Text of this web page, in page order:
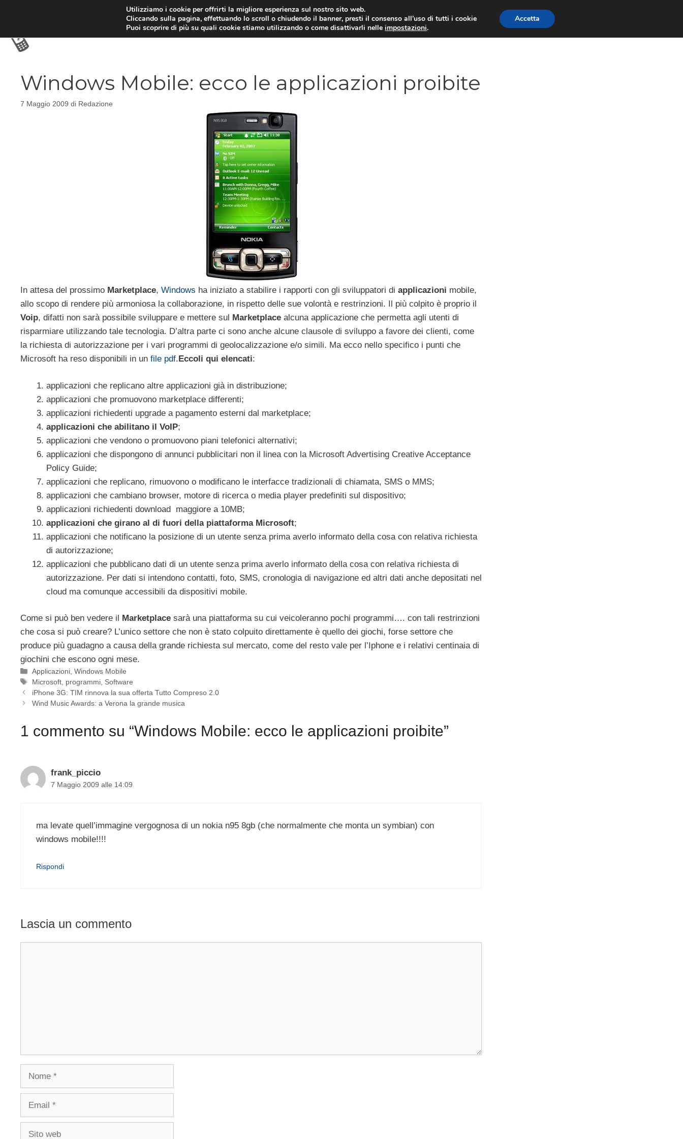
TARIFFE E PROMOZIONI
Windows Mobile: ecco le applicazioni proibite
7 Maggio 2009 di Redazione
In attesa del prossimo Marketplace, Windows ha iniziato a stabilire i rapporti con gli sviluppatori di applicazioni mobile,
allo scopo di rendere più armoniosa la collaborazione, in rispetto delle sue volontà e restrinzioni. Il più colpito è proprio il
Voip, difatti non sarà possibile sviluppare e mettere sul Marketplace alcuna applicazione che permetta agli utenti di
risparmiare utilizzando tale tecnologia. D’altra parte ci sono anche alcune clausole di sviluppo a favore dei clienti, come
la richiesta di autorizzazione per i vari programmi di geolocalizzazione e/o simili. Ma ecco nello specifico i punti che
Microsoft ha reso disponibili in un file pdf.Eccoli qui elencati:
applicazioni che replicano altre applicazioni già in distribuzione;
applicazioni che promuovono marketplace differenti;
applicazioni richiedenti upgrade a pagamento esterni dal marketplace;
applicazioni che abilitano il VoIP;
applicazioni che vendono o promuovono piani telefonici alternativi;
applicazioni che dispongono di annunci pubblicitari non il linea con la Microsoft Advertising Creative Acceptance
Policy Guide;
applicazioni che replicano, rimuovono o modificano le interfacce tradizionali di chiamata, SMS o MMS;
applicazioni che cambiano browser, motore di ricerca o media player predefiniti sul dispositivo;
applicazioni richiedenti download maggiore a 10MB;
applicazioni che girano al di fuori della piattaforma Microsoft;
applicazioni che notificano la posizione di un utente senza prima averlo informato della cosa con relativa richiesta
di autorizzazione;
applicazioni che pubblicano dati di un utente senza prima averlo informato della cosa con relativa richiesta di
autorizzazione. Per dati si intendono contatti, foto, SMS, cronologia di navigazione ed altri dati anche depositati nel
cloud ma comunque accessibili da dispositivi mobile.
Come si può ben vedere il Marketplace sarà una piattaforma su cui veicoleranno pochi programmi…. con tali restrinzioni
che cosa si può creare? L’unico settore che non è stato colpuito direttamente è quello dei giochi, forse settore che
produce più guadagno a causa della grande richiesta sul mercato, come del resto vale per l’Iphone e i relativi centinaia di
giochini che escono ogni mese.
Categorie
Applicazioni ,Windows Mobile
Tag
Microsoft programmi Software
iPhone 3G: TIM rinnova la sua offerta Tutto Compreso 2.0
Wind Music Awards: a Verona la grande musica
1 commento su “Windows Mobile: ecco le applicazioni proibite”
frank_piccio
7 Maggio 2009 alle 14:09
ma levate quell’immagine vergognosa di un nokia n95 8gb (che normalmente che monta un symbian) con
windows mobile!!!!
Rispondi
Lascia un commento
Nome
Email
Sito
Utilizziamo i cookie per offrirti la migliore esperienza sul nostro sito web.
Cliccando sulla pagina, effettuando lo scroll o chiudendo il banner, presti il consenso all’uso di tutti i cookie
Puoi scoprire di più su quali cookie stiamo utilizzando o come disattivarli nelleimpostazioni.
Accetta